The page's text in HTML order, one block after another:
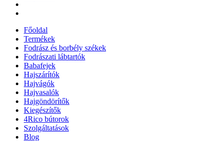
Főoldal
Termékek
Fodrász és borbély székek
Fodrászati lábtartók
Babafejek
Hajszárítók
Hajvágók
Hajvasalók
Hajgöndörítők
Kiegészítők
4Rico bútorok
Szolgáltatások
Blog